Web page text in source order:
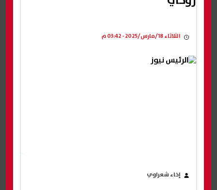
الثلاثاء 18/مارس/2025 - 03:42 م
إخاء شعراوي